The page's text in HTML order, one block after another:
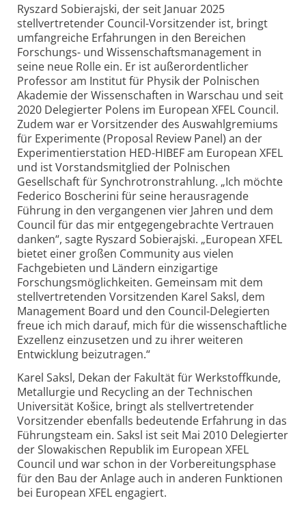
Ryszard Sobierajski, der seit Januar 2025
stellvertretender Council-Vorsitzender ist, bringt
umfangreiche Erfahrungen in den Bereichen
Forschungs- und Wissenschaftsmanagement in
seine neue Rolle ein. Er ist außerordentlicher
Professor am Institut für Physik der Polnischen
Akademie der Wissenschaften in Warschau und seit
2020 Delegierter Polens im European XFEL Council.
Zudem war er Vorsitzender des Auswahlgremiums
für Experimente (Proposal Review Panel) an der
Experimentierstation HED-HIBEF am European XFEL
und ist Vorstandsmitglied der Polnischen
Gesellschaft für Synchrotronstrahlung. „Ich möchte
Federico Boscherini für seine herausragende
Führung in den vergangenen vier Jahren und dem
Council für das mir entgegengebrachte Vertrauen
danken“, sagte Ryszard Sobierajski. „European XFEL
bietet einer großen Community aus vielen
Fachgebieten und Ländern einzigartige
Forschungsmöglichkeiten. Gemeinsam mit dem
stellvertretenden Vorsitzenden Karel Saksl, dem
Management Board und den Council-Delegierten
freue ich mich darauf, mich für die wissenschaftliche
Exzellenz einzusetzen und zu ihrer weiteren
Entwicklung beizutragen.“
Karel Saksl, Dekan der Fakultät für Werkstoffkunde,
Metallurgie und Recycling an der Technischen
Universität Košice, bringt als stellvertretender
Vorsitzender ebenfalls bedeutende Erfahrung in das
Führungsteam ein. Saksl ist seit Mai 2010 Delegierter
der Slowakischen Republik im European XFEL
Council und war schon in der Vorbereitungsphase
für den Bau der Anlage auch in anderen Funktionen
bei European XFEL engagiert.